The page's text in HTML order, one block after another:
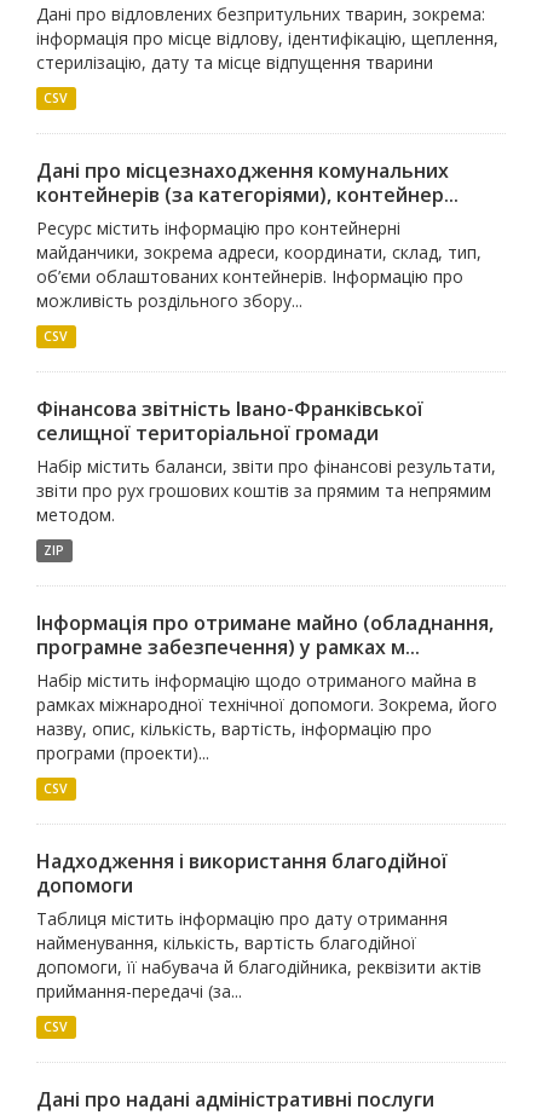
Дані про відловлених безпритульних тварин, зокрема:
інформація про місце відлову, ідентифікацію, щеплення,
стерилізацію, дату та місце відпущення тварини
CSV
Дані про місцезнаходження комунальних
контейнерів (за категоріями), контейнер...
Ресурс містить інформацію про контейнерні
майданчики, зокрема адреси, координати, склад, тип,
об’єми облаштованих контейнерів. Інформацію про
можливість роздільного збору...
CSV
Фінансова звітність Івано-Франківської
селищної територіальної громади
Набір містить баланси, звіти про фінансові результати,
звіти про рух грошових коштів за прямим та непрямим
методом.
ZIP
Інформація про отримане майно (обладнання,
програмне забезпечення) у рамках м...
Набір містить інформацію щодо отриманого майна в
рамках міжнародної технічної допомоги. Зокрема, його
назву, опис, кількість, вартість, інформацію про
програми (проекти)...
CSV
Надходження і використання благодійної
допомоги
Таблиця містить інформацію про дату отримання
найменування, кількість, вартість благодійної
допомоги, її набувача й благодійника, реквізити актів
приймання-передачі (за...
CSV
Дані про надані адміністративні послуги